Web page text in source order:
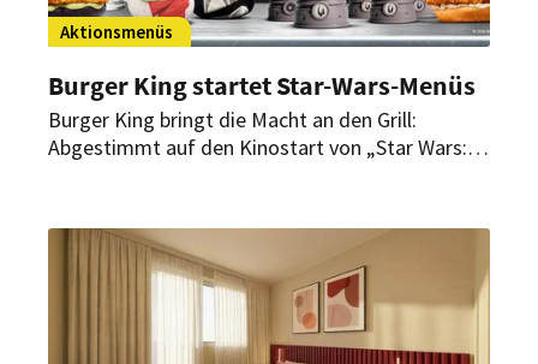
Aktionsmenüs
Burger King startet Star-Wars-Menüs
Burger King bringt die Macht an den Grill:
Abgestimmt auf den Kinostart von „Star Wars:
Restaurants.